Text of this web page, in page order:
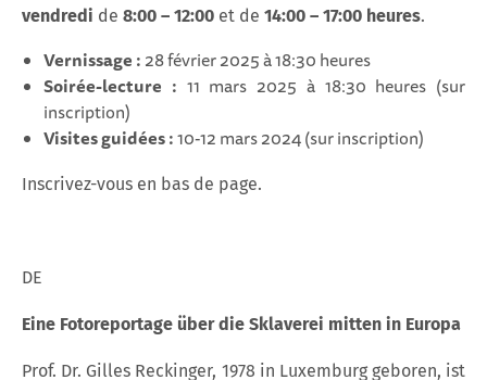
vendredi de 8:00 – 12:00 et de 14:00 – 17:00 heures.
Vernissage : 28 février 2025 à 18:30 heures
Soirée-lecture : 11 mars 2025 à 18:30 heures (sur
inscription)
Visites guidées :10-12 mars 2024 (sur inscription)
Inscrivez-vous en bas de page.
DE
Eine Fotoreportage über die Sklaverei mitten in Europa
Prof. Dr. Gilles Reckinger, 1978 in Luxemburg geboren, ist